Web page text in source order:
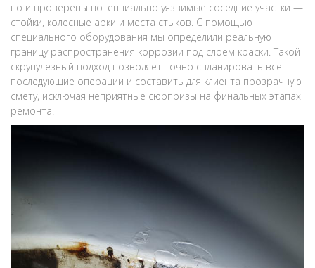
но и проверены потенциально уязвимые соседние участки —
стойки, колесные арки и места стыков. С помощью
специального оборудования мы определили реальную
границу распространения коррозии под слоем краски. Такой
скрупулезный подход позволяет точно спланировать все
последующие операции и составить для клиента прозрачную
смету, исключая неприятные сюрпризы на финальных этапах
ремонта.